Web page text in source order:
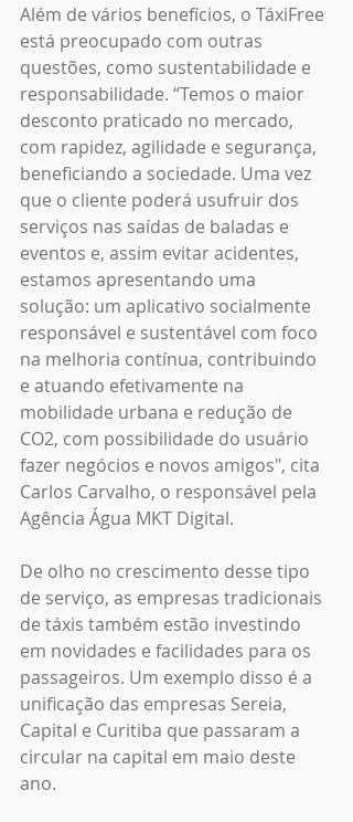
Além de vários benefícios, o TáxiFree
está preocupado com outras
questões, como sustentabilidade e
responsabilidade. “Temos o maior
desconto praticado no mercado,
com rapidez, agilidade e segurança,
beneficiando a sociedade. Uma vez
que o cliente poderá usufruir dos
serviços nas saídas de baladas e
eventos e, assim evitar acidentes,
estamos apresentando uma
solução: um aplicativo socialmente
responsável e sustentável com foco
na melhoria contínua, contribuindo
e atuando efetivamente na
mobilidade urbana e redução de
CO2, com possibilidade do usuário
fazer negócios e novos amigos", cita
Carlos Carvalho, o responsável pela
Agência Água MKT Digital.
De olho no crescimento desse tipo
de serviço, as empresas tradicionais
de táxis também estão investindo
em novidades e facilidades para os
passageiros. Um exemplo disso é a
unificação das empresas Sereia,
Capital e Curitiba que passaram a
circular na capital em maio deste
ano.